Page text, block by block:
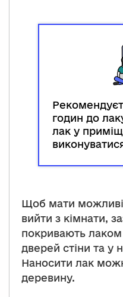
годин до
лак у
Щоб мати
вийти з кімнати,
покривають лаком
дверей стіни та у
Наносити лак
деревину.